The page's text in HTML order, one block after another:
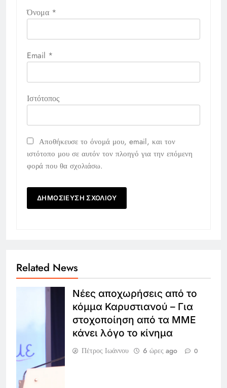
Όνομα *
Email *
Ιστότοπος
Αποθήκευσε το όνομά μου, email, και τον
ιστότοπο μου σε αυτόν τον πλοηγό για την επόμενη
φορά που θα σχολιάσω.
Related News
Νέες αποχωρήσεις από το
κόμμα Καρυστιανού – Για
στοχοποίηση από τα ΜΜΕ
κάνει λόγο το κίνημα
Πέτρος Ιωάννου 6 ώρες ago 0